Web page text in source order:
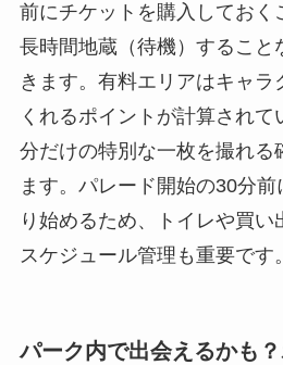
前にチケットを購入しておく
長時間地蔵（待機）すること
きます。有料エリアはキャラ
くれるポイントが計算されて
分だけの特別な一枚を撮れる
ます。パレード開始の30分
り始めるため、トイレや買い
スケジュール管理も重要です。
パーク内で出会えるかも